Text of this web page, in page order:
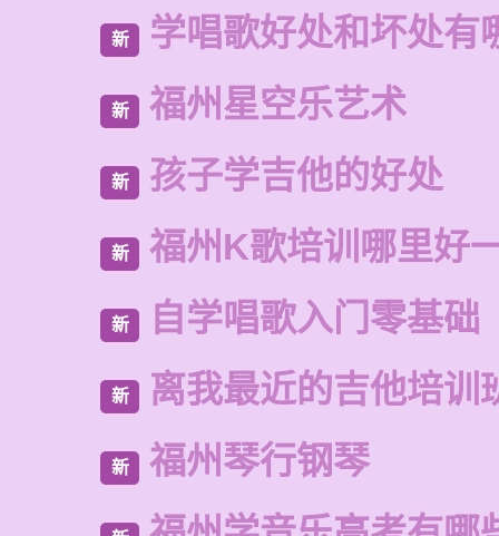
新 学唱歌好处和坏处有
新 福州星空乐艺术
新 孩子学吉他的好处
新 福州K歌培训哪里好
新 自学唱歌入门零基础
新 离我最近的吉他培训
新 福州琴行钢琴